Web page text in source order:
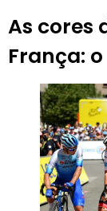
As cores
França: